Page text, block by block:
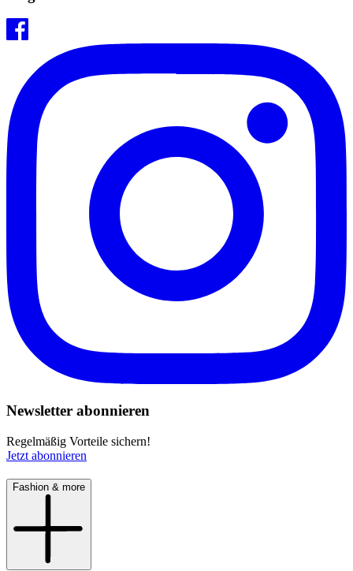
Newsletter abonnieren
Regelmäßig Vorteile sichern!
Jetzt abonnieren
Fashion & more